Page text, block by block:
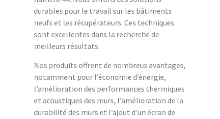
durables pour le travail sur les bâtiments
neufs et les récupérateurs. Ces techniques
sont excellentes dans la recherche de
meilleurs résultats.
Nos produits offrent de nombreux avantages,
notamment pour l’économie d’énergie,
l’amélioration des performances thermiques
et acoustiques des murs, l’amélioration de la
durabilité des murs et l’ajout d’un écran de